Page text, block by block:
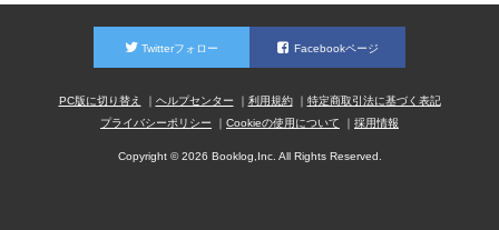
Twitterフォロー Facebookページ
PC版に切り替え ヘルプセンター 利用規約
特定商取引法に基づく表記
プライバシーポリシー
Cookieの使用について 採用情報
Copyright © 2026 Booklog,Inc. All Rights Reserved.